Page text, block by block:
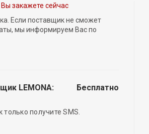
закажете сейчас
Если поставщик не сможет
мы информируем Вас по
LEMONA:
Бесплатно
получите SMS.